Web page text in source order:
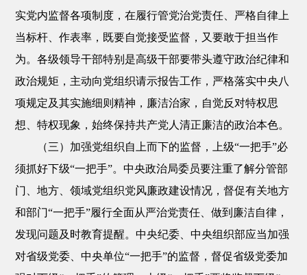
实党内监督各项制度，在履行管党治党责任、严格自律上
当标杆、作表率，既要自觉接受监督，又要敢于担当作
为。各级领导干部特别是高级干部要带头遵守政治纪律和
政治规矩，主动向党组织请示报告工作，严格落实中央八
项规定及其实施细则精神，廉洁治家，自觉反对特权思
想、特权现象，始终保持共产党人清正廉洁的政治本色。
（三）加强党组织自上而下的监督，上级“一把手”必
须抓好下级“一把手”。中央政治局委员要注重了解分管部
门、地方、领域党组织党风廉政建设情况，督促有关地方
和部门“一把手”履行全面从严治党责任、做到廉洁自律，
发现问题及时教育提醒。中央纪委、中央组织部应当加强
对省级党委、中央单位“一把手”的监督，督促省级党委加